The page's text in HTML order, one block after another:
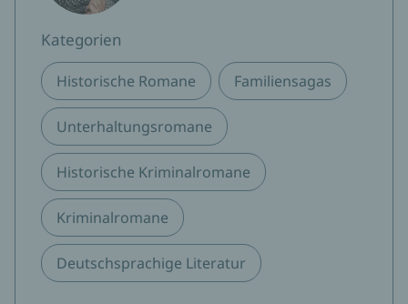
Kategorien
Historische Romane Familiensagas
Unterhaltungsromane
Historische Kriminalromane
Kriminalromane
Deutschsprachige Literatur